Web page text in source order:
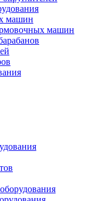
машин
машин